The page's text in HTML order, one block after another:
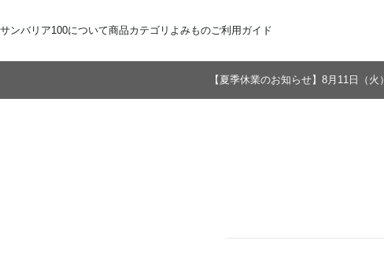
サンバリア100について商品カテゴリ よみものご利用ガイド
【夏季休業のお知らせ】8月11日（